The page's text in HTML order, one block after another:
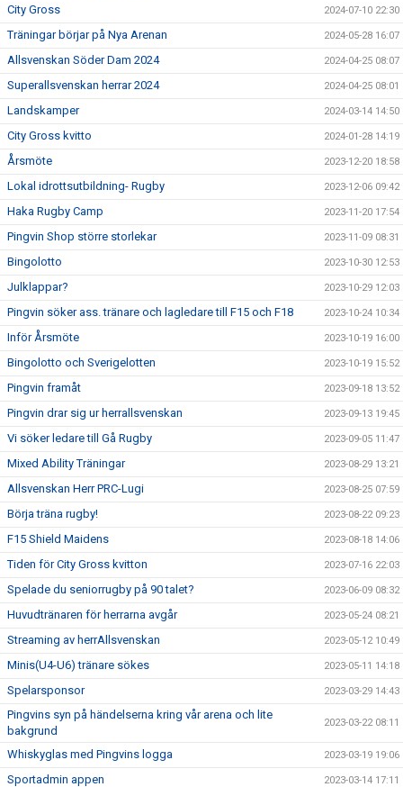
City Gross 2024-07-10 22:30
Träningar börjar på Nya Arenan 2024-05-28 16:07
Allsvenskan Söder Dam 2024 2024-04-25 08:07
Superallsvenskan herrar 2024 2024-04-25 08:01
Landskamper 2024-03-14 14:50
City Gross kvitto 2024-01-28 14:19
Årsmöte 2023-12-20 18:58
Lokal idrottsutbildning- Rugby 2023-12-06 09:42
Haka Rugby Camp 2023-11-20 17:54
Pingvin Shop större storlekar 2023-11-09 08:31
Bingolotto 2023-10-30 12:53
Julklappar? 2023-10-29 12:03
Pingvin söker ass. tränare och lagledare till F15 och F18 2023-10-24 10:34
Inför Årsmöte 2023-10-19 16:00
Bingolotto och Sverigelotten 2023-10-19 15:52
Pingvin framåt 2023-09-18 13:52
Pingvin drar sig ur herrallsvenskan 2023-09-13 19:45
Vi söker ledare till Gå Rugby 2023-09-05 11:47
Mixed Ability Träningar 2023-08-29 13:21
Allsvenskan Herr PRC-Lugi 2023-08-25 07:59
Börja träna rugby! 2023-08-22 09:23
F15 Shield Maidens 2023-08-18 14:06
Tiden för City Gross kvitton 2023-07-16 22:03
Spelade du seniorrugby på 90 talet? 2023-06-09 08:32
Huvudtränaren för herrarna avgår 2023-05-24 08:21
Streaming av herrAllsvenskan 2023-05-12 10:49
Minis(U4-U6) tränare sökes 2023-05-11 14:18
Spelarsponsor 2023-03-29 14:43
Pingvins syn på händelserna kring vår arena och lite
bakgrund
2023-03-22 08:11
Whiskyglas med Pingvins logga 2023-03-19 19:06
Sportadmin appen 2023-03-14 17:11